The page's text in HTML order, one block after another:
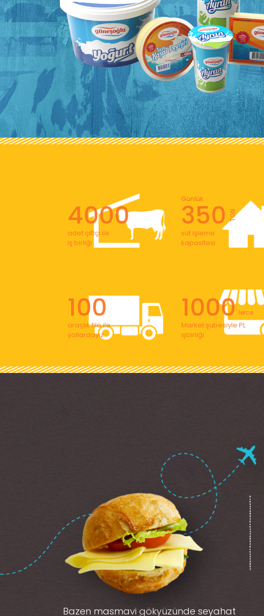
4000
adet çiftçi ile
iş birliği
350
Günlük
TON
süt işleme
kapasitesi
100
araçlık filo ile
yollardayız
1000' lerce
Market şubesiyle PL
işbirliği
Bazen masmavi gökyüzünde seyahat